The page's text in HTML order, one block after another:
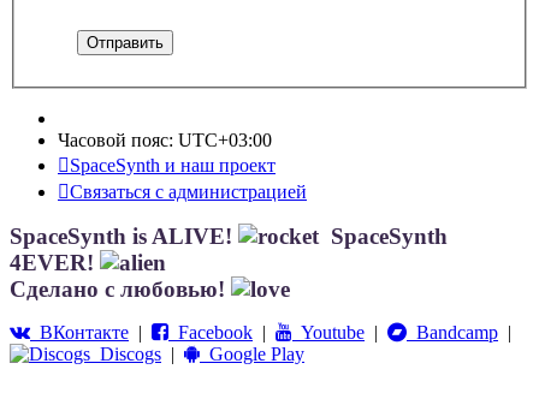
Часовой пояс: UTC+03:00
SpaceSynth и наш проект
Связаться с администрацией
SpaceSynth is ALIVE!
SpaceSynth
4EVER!
Сделано с любовью!
ВКонтакте | Facebook | Youtube | Bandcamp |
Discogs | Google Play